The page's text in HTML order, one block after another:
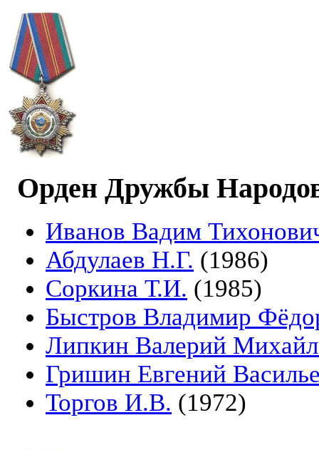
Орден Дружбы
Иванов Вадим
Абдулаев Н.Г. (1986)
Соркина Т.И. (1985)
Быстров Владимир
Липкин Валерий
Гришин Евгений
Торгов И.В. (1972)